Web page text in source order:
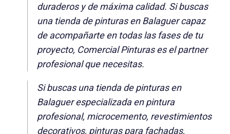
duraderos y de máxima calidad. Si buscas
una tienda de pinturas en Balaguer capaz
de acompañarte en todas las fases de tu
proyecto, Comercial Pinturas es el partner
profesional que necesitas.
Si buscas una tienda de pinturas en
Balaguer especializada en pintura
profesional, microcemento, revestimientos
decorativos, pinturas para fachadas,